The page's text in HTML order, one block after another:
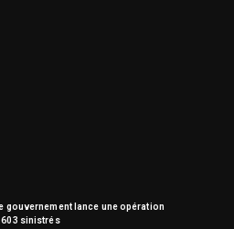
gouvernement lance une opération
sinistrés